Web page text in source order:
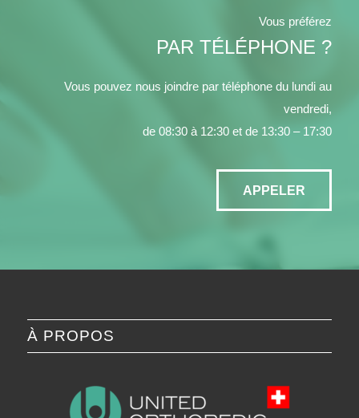
Vous préférez
PAR TÉLÉPHONE ?
Vous pouvez nous joindre par téléphone du lundi au
vendredi,
de 08:30 à 12:30 et de 13:30 – 17:30
APPELER
À PROPOS